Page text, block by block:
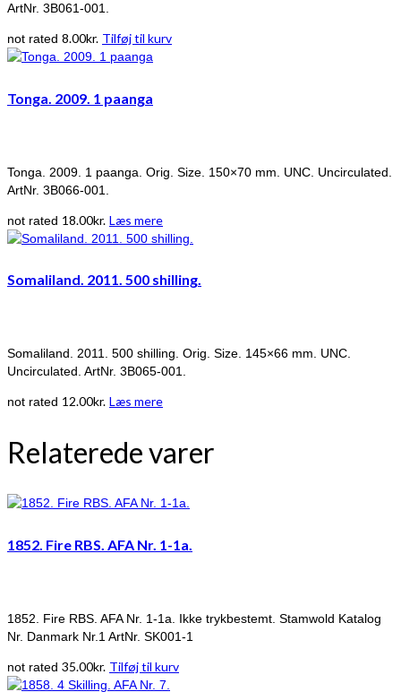
ArtNr. 3B061-001.
not rated 8.00kr. Tilføj til kurv
Tonga. 2009. 1 paanga
Tonga. 2009. 1 paanga. Orig. Size. 150×70 mm. UNC. Uncirculated.
ArtNr. 3B066-001.
not rated 18.00kr. Læs mere
Somaliland. 2011. 500 shilling.
Somaliland. 2011. 500 shilling. Orig. Size. 145×66 mm. UNC.
Uncirculated. ArtNr. 3B065-001.
not rated 12.00kr. Læs mere
Relaterede varer
1852. Fire RBS. AFA Nr. 1-1a.
1852. Fire RBS. AFA Nr. 1-1a. Ikke trykbestemt. Stamwold Katalog
Nr. Danmark Nr.1 ArtNr. SK001-1
not rated 35.00kr. Tilføj til kurv